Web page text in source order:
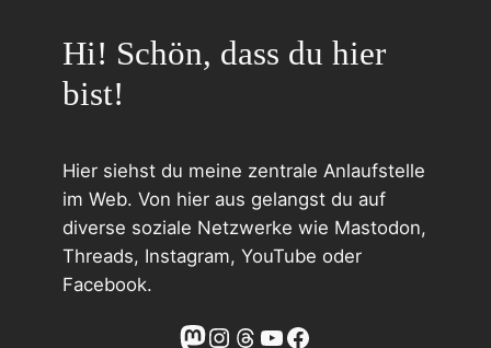
Hi! Schön, dass du hier
bist!
Hier siehst du meine zentrale Anlaufstelle
im Web. Von hier aus gelangst du auf
diverse soziale Netzwerke wie Mastodon,
Threads, Instagram, YouTube oder
Facebook.
Tom auf Mastodon Instagram Tom on Threads YouTube Facebook